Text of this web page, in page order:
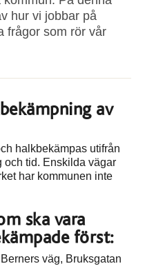
hur vi jobbar på
frågor som rör vår
av
halkbekämpas utifrån
och tid. Enskilda vägar
har kommunen inte
ska vara
först:
väg, Bruksgatan